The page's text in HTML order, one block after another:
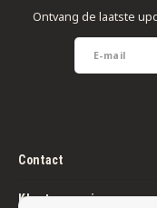
Contact
Ontvang de laatste
Klantenservice